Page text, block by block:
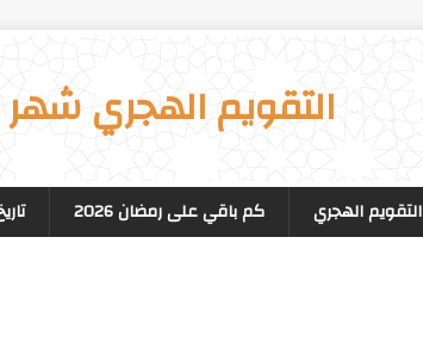
التقويم الهجري شهر
التقويم الهجري كم باقي على رمضان 2026